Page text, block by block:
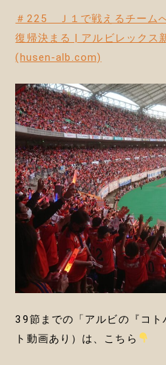
＃225 Ｊ１で戦えるチーム
復帰決まる | アルビレックス
(husen-alb.com)
39節までの「アルビの『コト
ト動画あり）は、こちら